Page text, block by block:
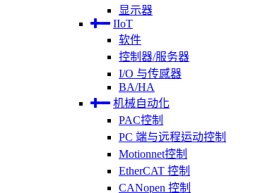
显示器
IIoT
软件
控制器/服务器
I/O 与传感器
BA/HA
机械自动化
PAC控制
PC 端与远程运动控制
Motionnet控制
EtherCAT 控制
CANopen 控制